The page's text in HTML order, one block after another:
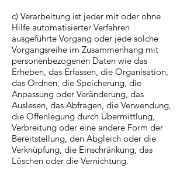
c) Verarbeitung ist jeder mit oder ohne
Hilfe automatisierter Verfahren
ausgeführte Vorgang oder jede solche
Vorgangsreihe im Zusammenhang mit
personenbezogenen Daten wie das
Erheben, das Erfassen, die Organisation,
das Ordnen, die Speicherung, die
Anpassung oder Veränderung, das
Auslesen, das Abfragen, die Verwendung,
die Offenlegung durch Übermittlung,
Verbreitung oder eine andere Form der
Bereitstellung, den Abgleich oder die
Verknüpfung, die Einschränkung, das
Löschen oder die Vernichtung.